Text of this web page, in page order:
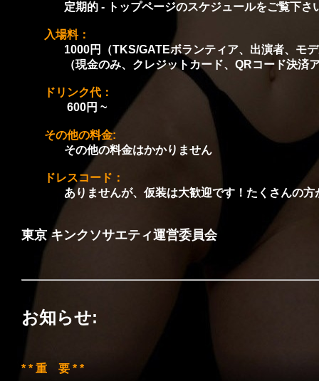
定期的 - トップページのスケジュールをご覧下さ
入場料：
1000円（TKS/GATEボランティア、出演者、モデ
（現金のみ、クレジットカード、QRコード決済ア
ドリンク代：
600円 ~
その他の料金:
その他の料金はかかりません
ドレスコード：
ありませんが、仮装は大歓迎です！たくさんの方
東京 キンクソサエティ運営委員会
お知らせ:
* * 重 要 * *